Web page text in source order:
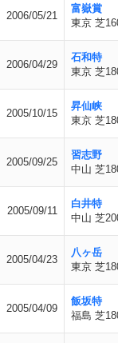
2006/05/21
富嶽賞
東京 芝
2006/04/29
石和特
東京 芝
2005/10/15
昇仙峡
東京 芝
2005/09/25
習志野
中山 芝
2005/09/11
白井特
中山 芝
2005/04/23
八ヶ岳
東京 芝
2005/04/09
飯坂特
福島 芝